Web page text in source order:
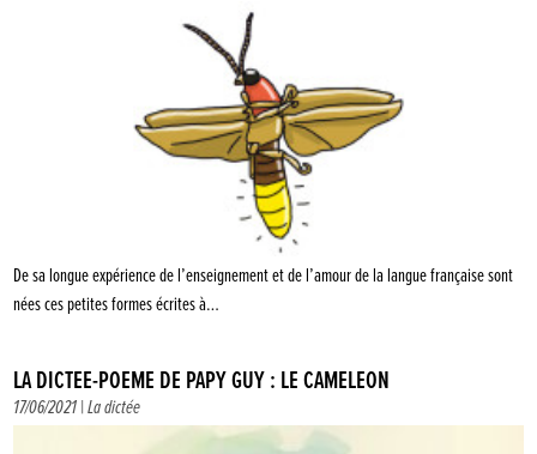
De sa longue expérience de l’enseignement et de l’amour de la langue française sont
nées ces petites formes écrites à…
LA DICTÉE-POÈME DE PAPY GUY : LE CAMÉLÉON
17/06/2021 |La dictée